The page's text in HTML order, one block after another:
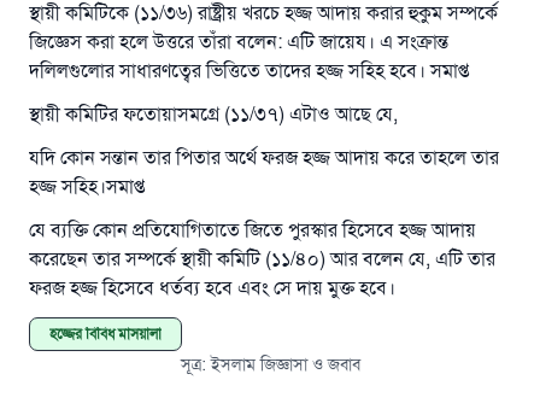
স্থায়ী কমিটিকে (১১/৩৬) রাষ্ট্রীয় খরচে হজ্জ আদায় করার হুকুম সম্পর্কে
জিজ্ঞেস করা হলে উত্তরে তাঁরা বলেন: এটি জায়েয। এ সংক্রান্ত
দলিলগুলোর সাধারণত্বের ভিত্তিতে তাদের হজ্জ সহিহ হবে। সমাপ্ত
স্থায়ী কমিটির ফতোয়াসমগ্রে (১১/৩৭) এটাও আছে যে,
যদি কোন সন্তান তার পিতার অর্থে ফরজ হজ্জ আদায় করে তাহলে তার
হজ্জ সহিহ।সমাপ্ত
যে ব্যক্তি কোন প্রতিযোগিতাতে জিতে পুরস্কার হিসেবে হজ্জ আদায়
করেছেন তার সম্পর্কে স্থায়ী কমিটি (১১/৪০) আর বলেন যে, এটি তার
ফরজ হজ্জ হিসেবে ধর্তব্য হবে এবং সে দায় মুক্ত হবে।
হজ্জের বিবিধ মাসয়ালা
সূত্র:ইসলাম জিজ্ঞাসা ও জবাব
রাসূল সাল্লাল্লাহু আলাইহি ওয়া সাল্লাম বলেছেন
যে ব্যক্তি সৎ কর্মের পথ দেখাবে সে সৎকর্মকারীর সমান
সওয়াব পাবে
(সহিহ মুসলিম; ১৮৯৩)